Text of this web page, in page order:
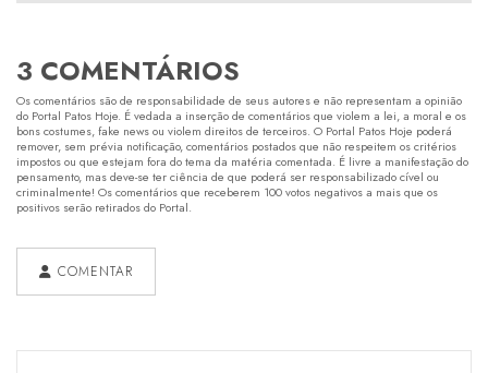
3 COMENTÁRIOS
Os comentários são de responsabilidade de seus autores e não representam a opinião
do Portal Patos Hoje. É vedada a inserção de comentários que violem a lei, a moral e os
bons costumes, fake news ou violem direitos de terceiros. O Portal Patos Hoje poderá
remover, sem prévia notificação, comentários postados que não respeitem os critérios
impostos ou que estejam fora do tema da matéria comentada. É livre a manifestação do
pensamento, mas deve-se ter ciência de que poderá ser responsabilizado cível ou
criminalmente! Os comentários que receberem 100 votos negativos a mais que os
positivos serão retirados do Portal.
COMENTAR